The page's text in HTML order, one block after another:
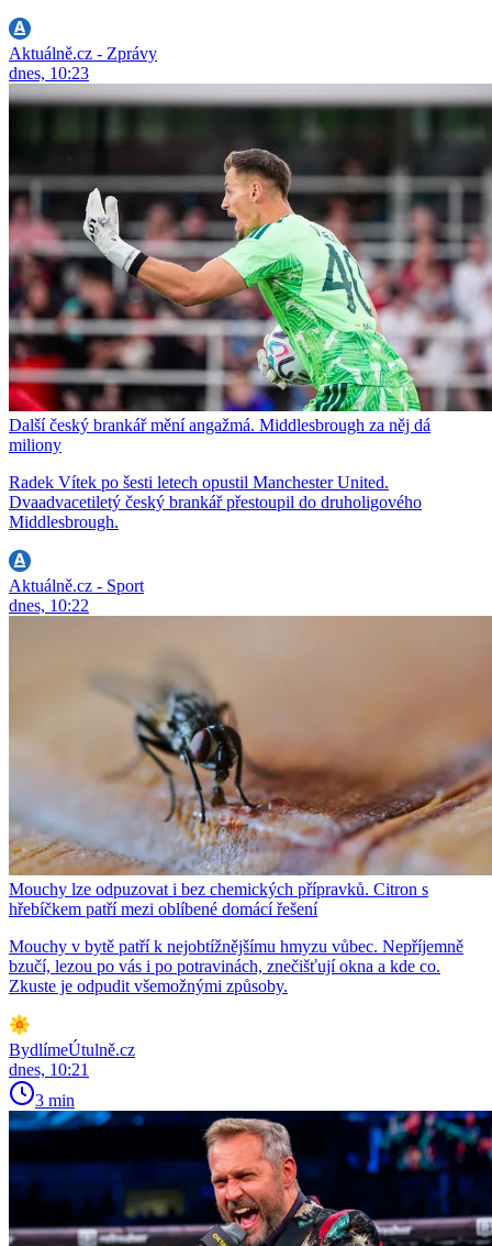
Aktuálně.cz - Zprávy
dnes, 10:23
Další český brankář mění angažmá. Middlesbrough za něj dá
miliony
Radek Vítek po šesti letech opustil Manchester United.
Dvaadvacetiletý český brankář přestoupil do druholigového
Middlesbrough.
Aktuálně.cz - Sport
dnes, 10:22
Mouchy lze odpuzovat i bez chemických přípravků. Citron s
hřebíčkem patří mezi oblíbené domácí řešení
Mouchy v bytě patří k nejobtížnějšímu hmyzu vůbec. Nepříjemně
bzučí, lezou po vás i po potravinách, znečišťují okna a kde co.
Zkuste je odpudit všemožnými způsoby.
BydlímeÚtulně.cz
dnes, 10:21
3 min